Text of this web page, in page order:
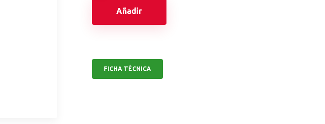
Añadir
FICHA TÉCNICA